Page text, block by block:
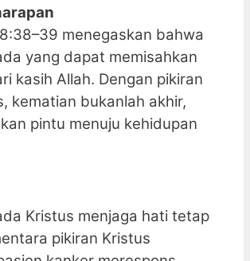
menegaskan bahwa
yang dapat memisahkan
kasih Allah. Dengan pikiran
kematian bukanlah akhir,
pintu menuju kehidupan
Kristus menjaga hati tetap
pikiran Kristus